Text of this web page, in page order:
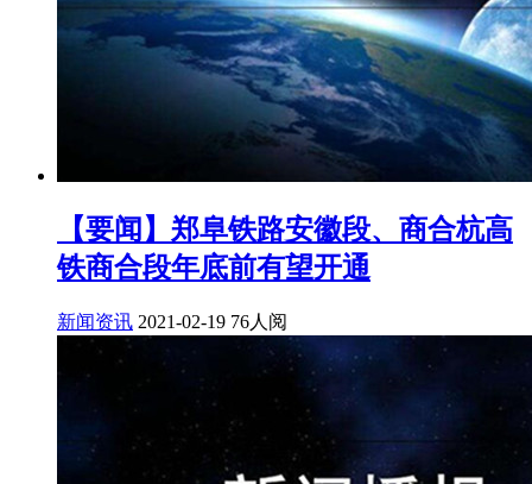
【要闻】郑阜铁路安徽段、商合杭高
铁商合段年底前有望开通
新闻资讯 2021-02-19 76人阅